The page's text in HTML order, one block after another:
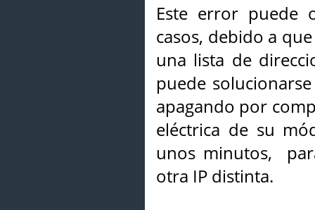
Este error puede
casos, debido a
una lista de
puede
apagando por
eléctrica de su
unos minutos,
otra IP distinta.